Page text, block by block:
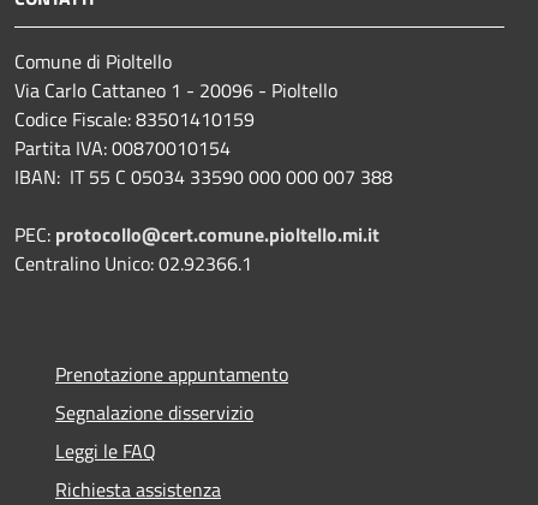
Comune di Pioltello
Via Carlo Cattaneo 1 - 20096 - Pioltello
Codice Fiscale: 83501410159
Partita IVA: 00870010154
IBAN: IT 55 C 05034 33590 000 000 007 388
PEC: protocollo@cert.comune.pioltello.mi.it
Centralino Unico: 02.92366.1
Prenotazione appuntamento
Segnalazione disservizio
Leggi le FAQ
Richiesta assistenza